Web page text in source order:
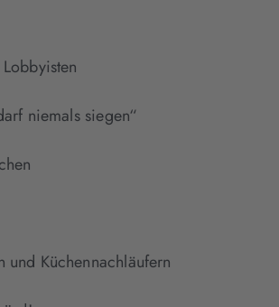
niemals siegen“
und Küchennachläufern